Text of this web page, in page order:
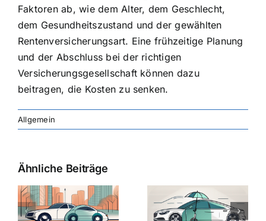
Faktoren ab, wie dem Alter, dem Geschlecht,
dem Gesundheitszustand und der gewählten
Rentenversicherungsart. Eine frühzeitige Planung
und der Abschluss bei der richtigen
Versicherungsgesellschaft können dazu
beitragen, die Kosten zu senken.
Allgemein
Ähnliche Beiträge